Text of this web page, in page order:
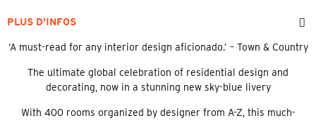
PLUS D'INFOS
‘A must-read for any interior design aficionado.’ – Town & Country
The ultimate global celebration of residential design and
decorating, now in a stunning new sky-blue livery
With 400 rooms organized by designer from A-Z, this much-